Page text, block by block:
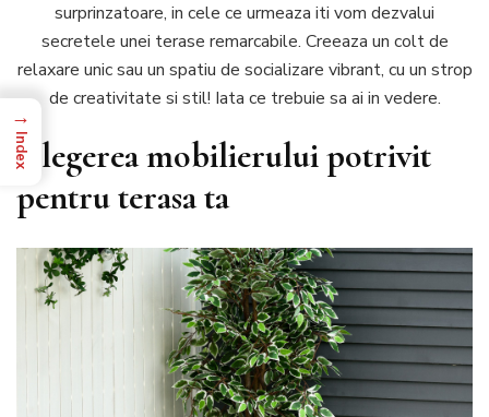
surprinzatoare, in cele ce urmeaza iti vom dezvalui
secretele unei terase remarcabile. Creeaza un colt de
relaxare unic sau un spatiu de socializare vibrant, cu un strop
de creativitate si stil! Iata ce trebuie sa ai in vedere.
Alegerea mobilierului potrivit
pentru terasa ta
→
Index